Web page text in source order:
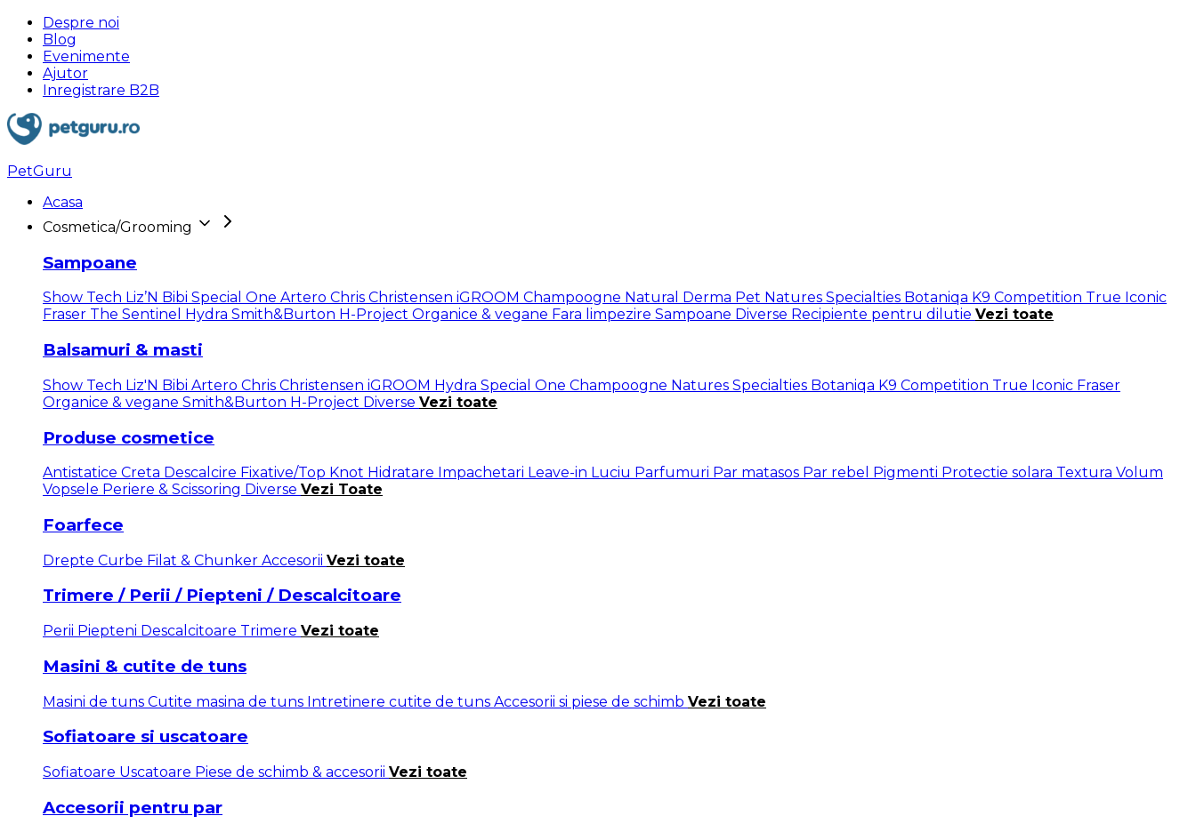
Despre noi
Blog
Evenimente
Ajutor
Inregistrare B2B
PetGuru
Acasa
Cosmetica/Grooming
Sampoane
Show Tech Liz’N Bibi Special One Artero Chris Christensen iGROOM Champoogne Natural Derma Pet Natures Specialties Botaniqa K9 Competition True Iconic
Fraser The Sentinel Hydra Smith&Burton H-Project Organice & vegane Fara limpezire Sampoane Diverse Recipiente pentru dilutie Vezi toate
Balsamuri & masti
Show Tech Liz'N Bibi Artero Chris Christensen iGROOM Hydra Special One Champoogne Natures Specialties Botaniqa K9 Competition True Iconic Fraser
Organice & vegane Smith&Burton H-Project Diverse Vezi toate
Produse cosmetice
Antistatice Creta Descalcire Fixative/Top Knot Hidratare Impachetari Leave-in Luciu Parfumuri Par matasos Par rebel Pigmenti Protectie solara Textura Volum
Vopsele Periere & Scissoring Diverse Vezi Toate
Foarfece
Drepte Curbe Filat & Chunker Accesorii Vezi toate
Trimere / Perii / Piepteni / Descalcitoare
Perii Piepteni Descalcitoare Trimere Vezi toate
Masini & cutite de tuns
Masini de tuns Cutite masina de tuns Intretinere cutite de tuns Accesorii si piese de schimb Vezi toate
Sofiatoare si uscatoare
Sofiatoare Uscatoare Piese de schimb & accesorii Vezi toate
Accesorii pentru par